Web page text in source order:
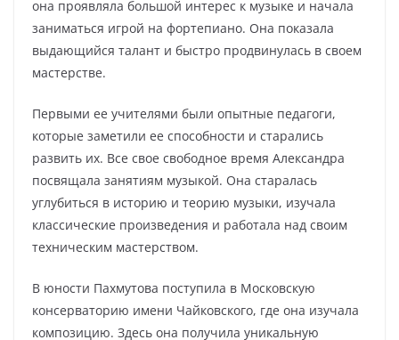
она проявляла большой интерес к музыке и начала
заниматься игрой на фортепиано. Она показала
выдающийся талант и быстро продвинулась в своем
мастерстве.
Первыми ее учителями были опытные педагоги,
которые заметили ее способности и старались
развить их. Все свое свободное время Александра
посвящала занятиям музыкой. Она старалась
углубиться в историю и теорию музыки, изучала
классические произведения и работала над своим
техническим мастерством.
В юности Пахмутова поступила в Московскую
консерваторию имени Чайковского, где она изучала
композицию. Здесь она получила уникальную